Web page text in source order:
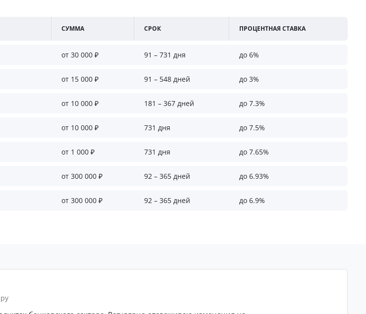
СУММА СРОК ПРОЦЕНТНАЯ СТАВКА
от 30 000 ₽ 91 – 731 дня до 6%
от 15 000 ₽ 91 – 548 дней до 3%
от 10 000 ₽ 181 – 367 дней до 7.3%
от 10 000 ₽ 731 дня до 7.5%
от 1 000 ₽ 731 дня до 7.65%
от 300 000 ₽ 92 – 365 дней до 6.93%
от 300 000 ₽ 92 – 365 дней до 6.9%